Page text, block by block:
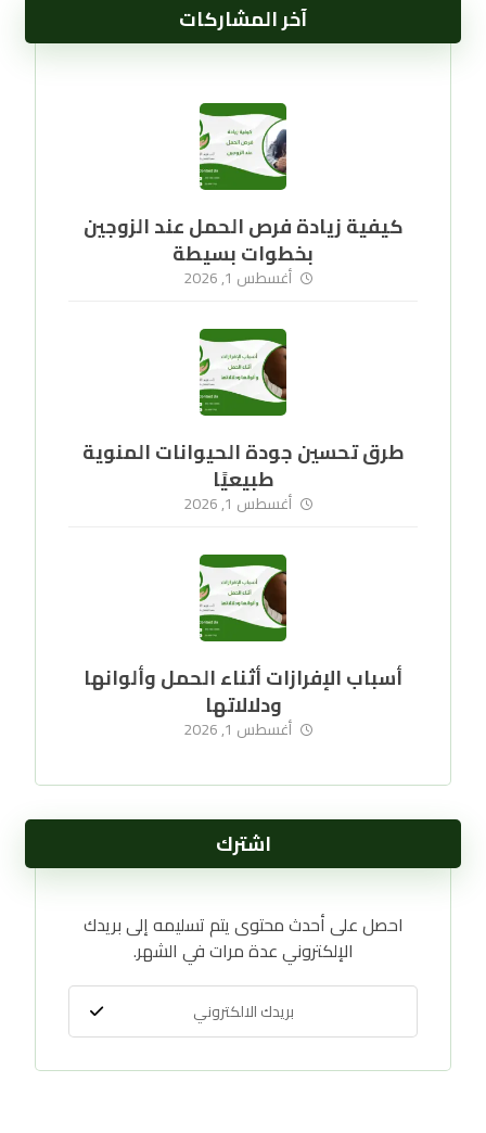
آخر المشاركات
كيفية زيادة فرص الحمل عند الزوجين
بخطوات بسيطة
أغسطس 1, 2026
طرق تحسين جودة الحيوانات المنوية
طبيعيًا
أغسطس 1, 2026
أسباب الإفرازات أثناء الحمل وألوانها
ودلالاتها
أغسطس 1, 2026
اشترك
احصل على أحدث محتوى يتم تسليمه إلى بريدك
الإلكتروني عدة مرات في الشهر.